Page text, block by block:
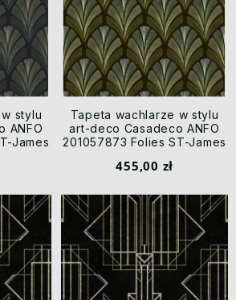
stylu
ANFO
James
Tapeta wachlarze w stylu
art-deco Casadeco ANFO
201057873 Folies ST-James
455,00 zł